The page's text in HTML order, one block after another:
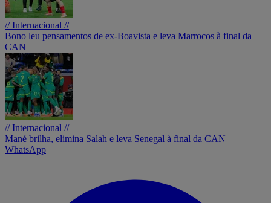
// Internacional //
Bono leu pensamentos de ex-Boavista e leva Marrocos à final da
CAN
// Internacional //
Mané brilha, elimina Salah e leva Senegal à final da CAN
WhatsApp